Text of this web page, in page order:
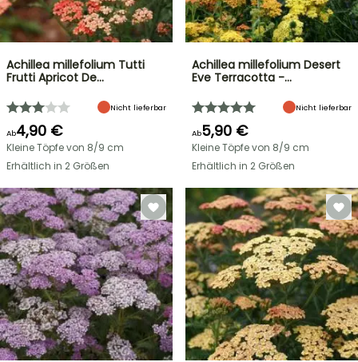
Achillea millefolium Tutti
Frutti Apricot De…
Nicht lieferbar
Ab4,90 €
Kleine Töpfe von 8/9 cm
Erhältlich in 2 Größen
Achillea millefolium Desert
Eve Terracotta -…
Nicht lieferbar
Ab5,90 €
Kleine Töpfe von 8/9 cm
Erhältlich in 2 Größen